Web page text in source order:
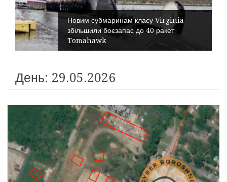
Новим субмаринам класу Virginia
збільшили боєзапас до 40 ракет
Tomahawk
День: 29.05.2026